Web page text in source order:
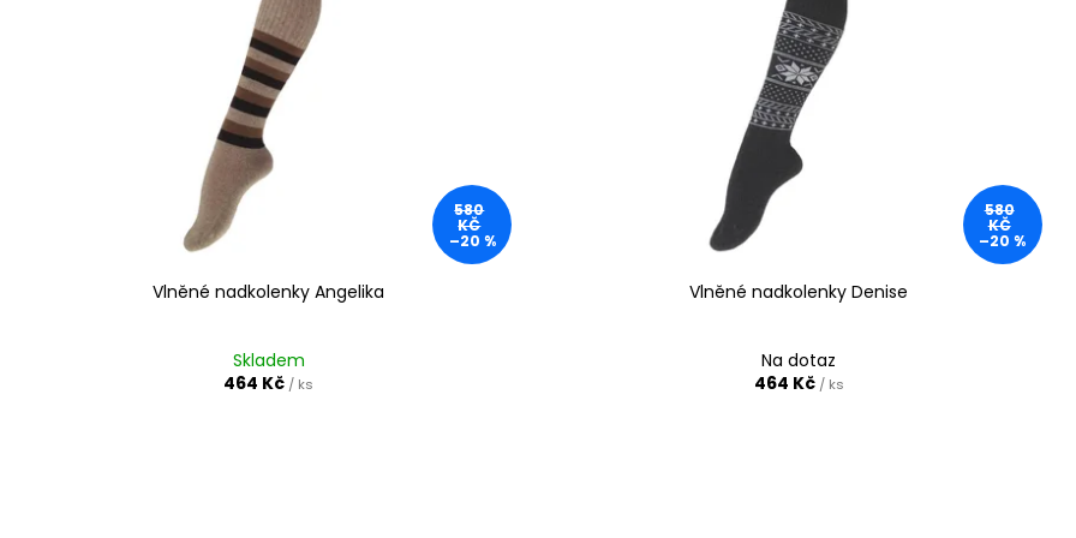
580
KČ
–20 %
Vlněné nadkolenky Angelika
Skladem
464 Kč / ks
580
KČ
–20 %
Vlněné nadkolenky Denise
Na dotaz
464 Kč / ks